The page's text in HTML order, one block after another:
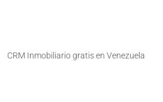
CRM Inmobiliario gratis en Venezuela